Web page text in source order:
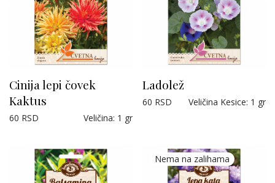
Cinija lepi čovek
Kaktus
Veličina: 1 gr
60 RSD
Ladolež
Veličina Kesice: 1 gr
60 RSD